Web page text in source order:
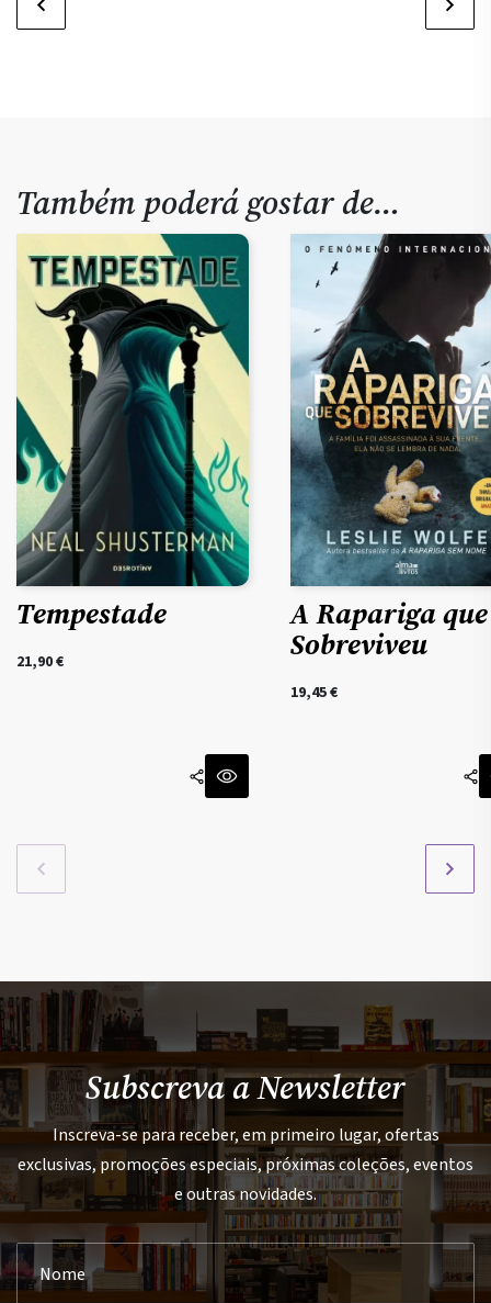
Também poderá gostar de…
Tempestade
21,90€
A Rapariga que
Sobreviveu
19,45€
Subscreva a Newsletter
Inscreva-se para receber, em primeiro lugar, ofertas
exclusivas, promoções especiais, próximas coleções, eventos
e outras novidades.